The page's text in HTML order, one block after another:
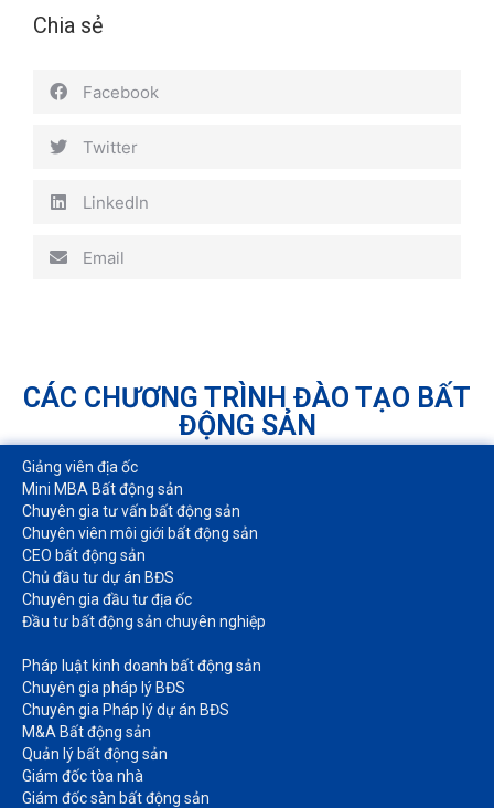
Chia sẻ
Facebook
Twitter
LinkedIn
Email
CÁC CHƯƠNG TRÌNH ĐÀO TẠO BẤT
ĐỘNG SẢN
Giảng viên địa ốc
Mini MBA Bất động sản
Chuyên gia tư vấn bất động sản
Chuyên viên môi giới bất động sản​
CEO bất động sản
Chủ đầu tư dự án BĐS
Chuyên gia đầu tư địa ốc​
Đầu tư bất động sản chuyên nghiệp
Pháp luật kinh doanh bất động sản​
Chuyên gia pháp lý BĐS
Chuyên gia Pháp lý dự án BĐS
M&A Bất động sản​
Quản lý bất động sản
Giám đốc tòa nhà​
Giám đốc sàn bất động sản